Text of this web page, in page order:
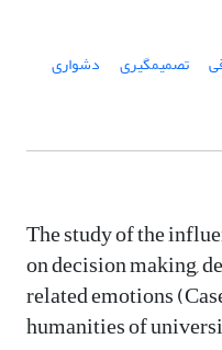
تصمیم‏گیری دشواری
The study of the
on decision making,
related emotions
humanities of